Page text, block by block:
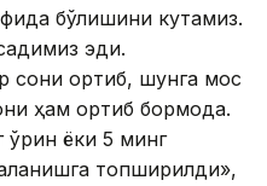
бўлишини кутамиз.
эди.
сони ортиб, шунга мос
ҳам ортиб бормоқда.
ўрин ёки 5 минг
топширилди»,